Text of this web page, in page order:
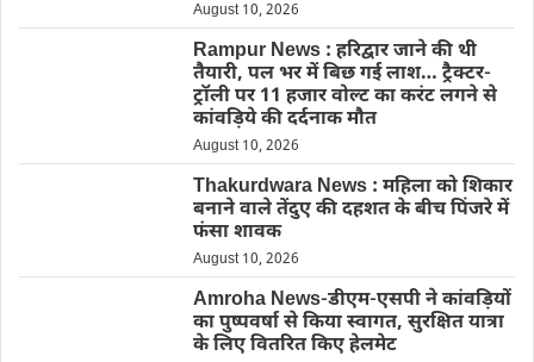
August 10, 2026
Rampur News : हरिद्वार जाने की थी
तैयारी, पल भर में बिछ गई लाश… ट्रैक्टर-
ट्रॉली पर 11 हजार वोल्ट का करंट लगने से
कांवड़िये की दर्दनाक मौत
August 10, 2026
Thakurdwara News : महिला को शिकार
बनाने वाले तेंदुए की दहशत के बीच पिंजरे में
फंसा शावक
August 10, 2026
Amroha News-डीएम-एसपी ने कांवड़ियों
का पुष्पवर्षा से किया स्वागत, सुरक्षित यात्रा
के लिए वितरित किए हेलमेट